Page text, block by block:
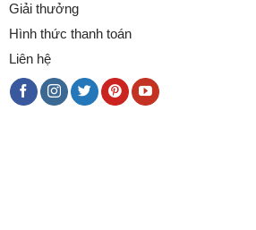
Giải thưởng
Hình thức thanh toán
Liên hệ